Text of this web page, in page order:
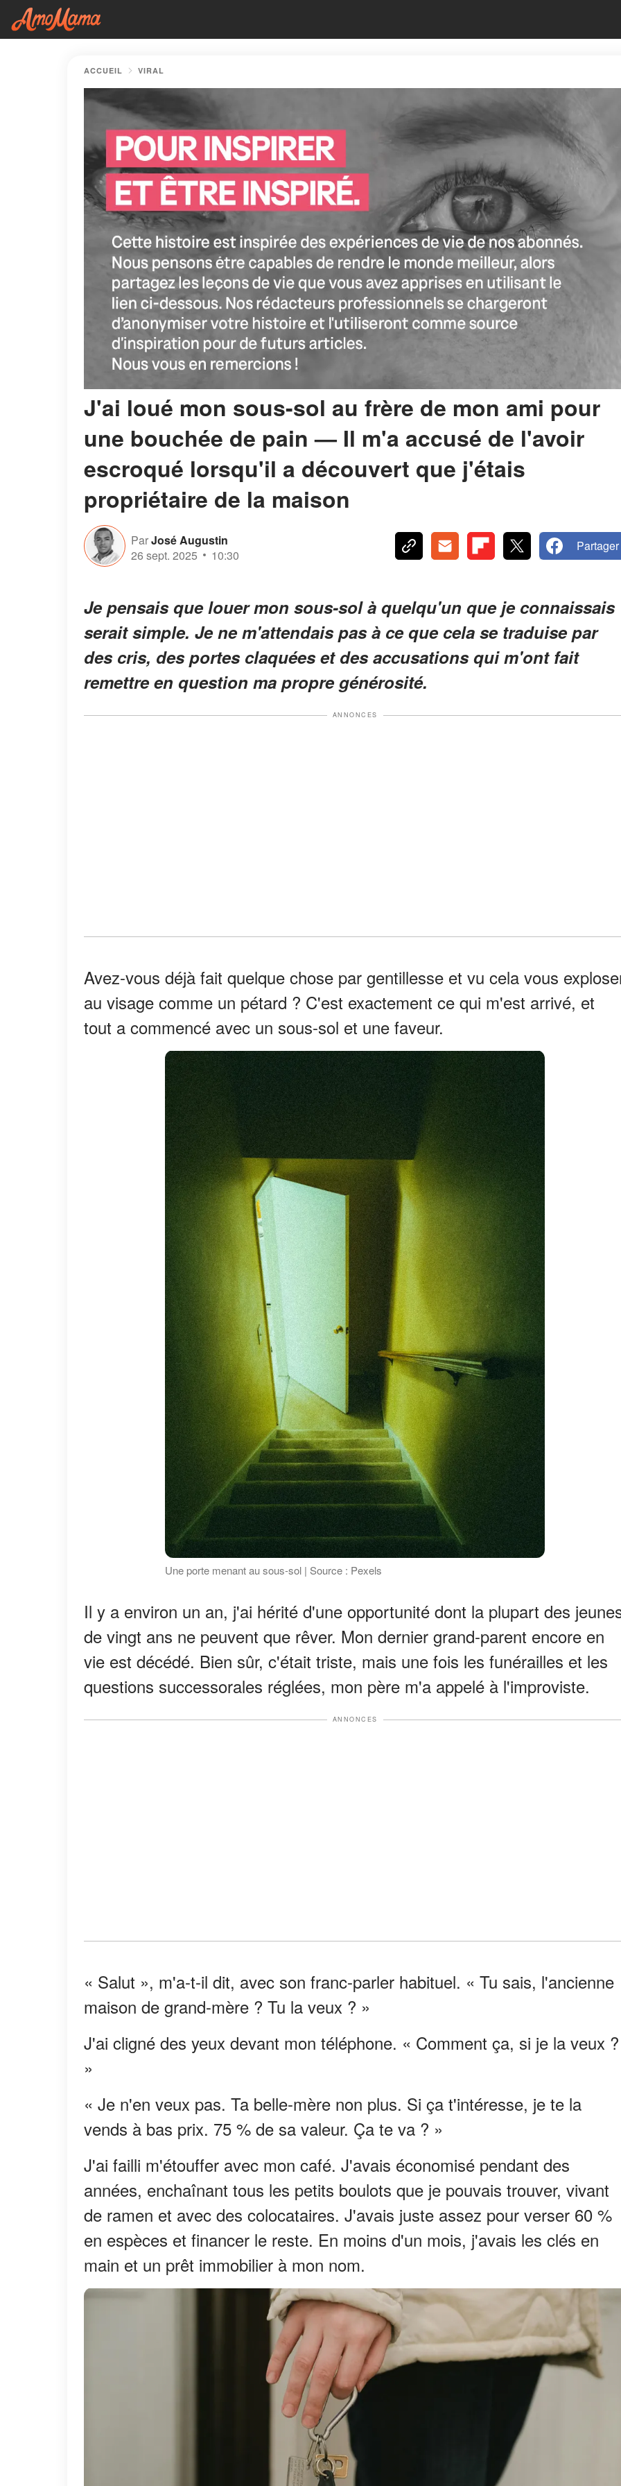
ACCUEIL VIRAL
J'ai loué mon sous-sol au frère de mon ami pour
une bouchée de pain — Il m'a accusé de l'avoir
escroqué lorsqu'il a découvert que j'étais
propriétaire de la maison
ParJosé Augustin
26 sept. 2025
10:30
Partager
Je pensais que louer mon sous-sol à quelqu'un que je connaissais
serait simple. Je ne m'attendais pas à ce que cela se traduise par
des cris, des portes claquées et des accusations qui m'ont fait
remettre en question ma propre générosité.
ANNONCES
Avez-vous déjà fait quelque chose par gentillesse et vu cela vous
au visage comme un pétard ? C'est exactement ce qui m'est arrivé, et
tout a commencé avec un sous-sol et une faveur.
Une porte menant au sous-sol | Source : Pexels
Il y a environ un an, j'ai hérité d'une opportunité dont la plupart des
de vingt ans ne peuvent que rêver. Mon dernier grand-parent encore en
vie est décédé. Bien sûr, c'était triste, mais une fois les funérailles et les
questions successorales réglées, mon père m'a appelé à l'improviste.
ANNONCES
« Salut », m'a-t-il dit, avec son franc-parler habituel. « Tu sais, l'ancienne
maison de grand-mère ? Tu la veux ? »
J'ai cligné des yeux devant mon téléphone. « Comment ça, si je la veux ?
»
« Je n'en veux pas. Ta belle-mère non plus. Si ça t'intéresse, je te la
vends à bas prix. 75 % de sa valeur. Ça te va ? »
J'ai failli m'étouffer avec mon café. J'avais économisé pendant des
années, enchaînant tous les petits boulots que je pouvais trouver, vivant
de ramen et avec des colocataires. J'avais juste assez pour verser 60 %
en espèces et financer le reste. En moins d'un mois, j'avais les clés en
main et un prêt immobilier à mon nom.